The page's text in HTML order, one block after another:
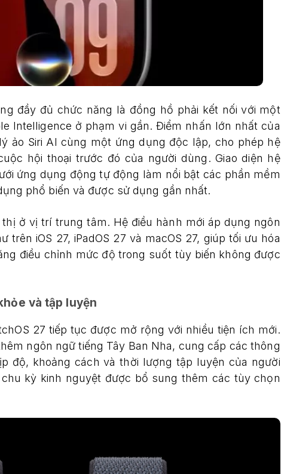
đầy đủ chức năng là đồng hồ phải kết nối với một
Intelligence ở phạm vi gần. Điểm nhấn lớn nhất của
ảo Siri AI cùng một ứng dụng độc lập, cho phép hệ
hội thoại trước đó của người dùng. Giao diện hệ
ứng dụng động tự động làm nổi bật các phần mềm
phổ biến và được sử dụng gần nhất.
ở vị trí trung tâm. Hệ điều hành mới áp dụng ngôn
iOS 27, iPadOS 27 và macOS 27, giúp tối ưu hóa
điều chỉnh mức độ trong suốt tùy biến không được
và tập luyện
27 tiếp tục được mở rộng với nhiều tiện ích mới.
ngôn ngữ tiếng Tây Ban Nha, cung cấp các thông
độ, khoảng cách và thời lượng tập luyện của người
kỳ kinh nguyệt được bổ sung thêm các tùy chọn